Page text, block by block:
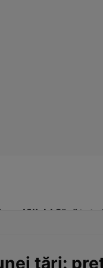
Click! Sănătate
țări: